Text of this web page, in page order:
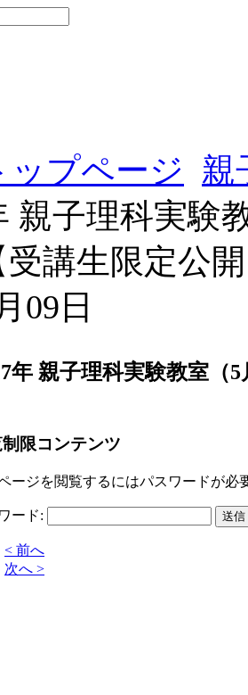
ップページ
親
親子理科実験
受講生限定公
09日
年 親子理科実験教室（
制限コンテンツ
ージを閲覧するにはパスワードが必
ード:
< 前へ
次へ >